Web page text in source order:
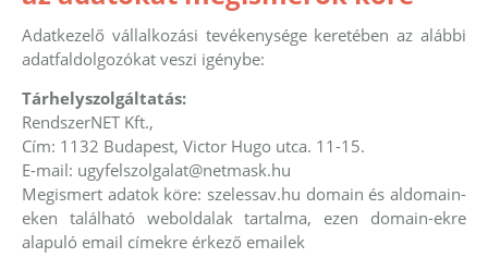
Adatkezelő vállalkozási tevékenysége keretében az alábbi
adatfaldolgozókat veszi igénybe:
Tárhelyszolgáltatás:
RendszerNET Kft.,
Cím: 1132 Budapest, Victor Hugo utca. 11-15.
E-mail: ugyfelszolgalat@netmask.hu
Megismert adatok köre: szelessav.hu domain és aldomain-
eken található weboldalak tartalma, ezen domain-ekre
alapuló email címekre érkező emailek